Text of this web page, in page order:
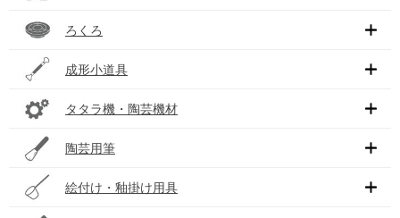
ろくろ
成形小道具
タタラ機・陶芸機材
陶芸用筆
絵付け・釉掛け用具